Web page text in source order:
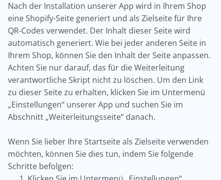
Nach der Installation unserer App wird in Ihrem Shop
eine Shopify-Seite generiert und als Zielseite für Ihre
QR-Codes verwendet. Der Inhalt dieser Seite wird
automatisch generiert. Wie bei jeder anderen Seite in
Ihrem Shop, können Sie den Inhalt der Seite anpassen.
Achten Sie nur darauf, das für die Weiterleitung
verantwortliche Skript nicht zu löschen. Um den Link
zu dieser Seite zu erhalten, klicken Sie im Untermenü
„Einstellungen“ unserer App und suchen Sie im
Abschnitt „Weiterleitungsseite“ danach.
Wenn Sie lieber Ihre Startseite als Zielseite verwenden
möchten, können Sie dies tun, indem Sie folgende
Schritte befolgen: